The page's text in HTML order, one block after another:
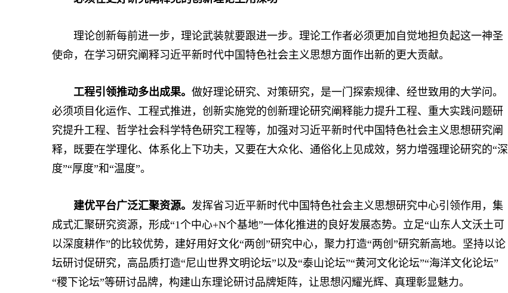
理论创新每前进一步，理论武装就要跟进一步。理论工作者必须更加自觉地担负起这一神圣
使命，在学习研究阐释习近平新时代中国特色社会主义思想方面作出新的更大贡献。
工程引领推动多出成果。 做好理论研究、对策研究，是一门探索规律、经世致用的大学问。
必须项目化运作、工程式推进，创新实施党的创新理论研究阐释能力提升工程、重大实践问题研
究提升工程、哲学社会科学特色研究工程等，加强对习近平新时代中国特色社会主义思想研究阐
释，既要在学理化、体系化上下功夫，又要在大众化、通俗化上见成效，努力增强理论研究的“深
度”“厚度”和“温度”。
建优平台广泛汇聚资源。 发挥省习近平新时代中国特色社会主义思想研究中心引领作用，集
成式汇聚研究资源，形成“1个中心+N个基地”一体化推进的良好发展态势。立足“山东人文沃土可
以深度耕作”的比较优势，建好用好文化“两创”研究中心，聚力打造“两创”研究新高地。坚持以论
坛研讨促研究，高品质打造“尼山世界文明论坛”以及“泰山论坛”“黄河文化论坛”“海洋文化论坛”
“稷下论坛”等研讨品牌，构建山东理论研讨品牌矩阵，让思想闪耀光辉、真理彰显魅力。